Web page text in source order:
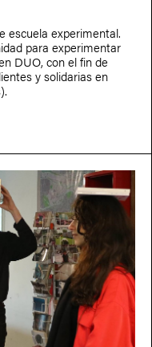
escuela experimental.
para experimentar
DUO, con el fin de
y solidarias en